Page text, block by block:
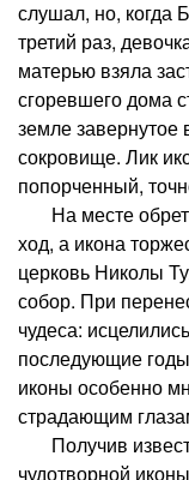
слушал, но, когда
третий раз,
матерью взяла
сгоревшего дома
земле завернутое
сокровище. Лик
попорченный,
На месте
ход, а икона
церковь Николы
собор. При
чудеса:
последующие
иконы особенно
страдающим
Получив
чудотворной